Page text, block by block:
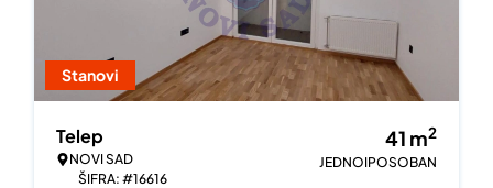
Stanovi
Telep
NOVI SAD
ŠIFRA: #16616
41 m2
JEDNOIPOSOBAN